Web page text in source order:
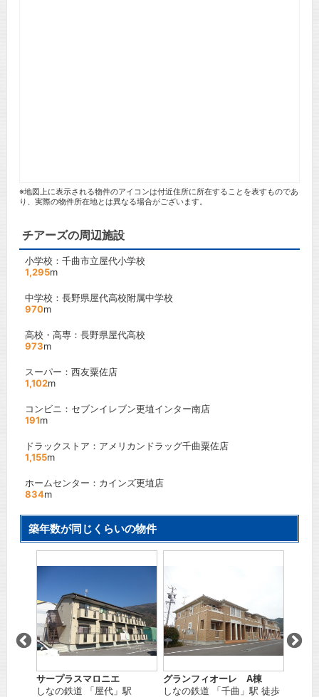
※地図上に表示される物件のアイコンは付近住所に所在することを表すものであ
り、実際の物件所在地とは異なる場合がございます。
チアーズの周辺施設
小学校：千曲市立屋代小学校
1,295m
中学校：長野県屋代高校附属中学校
970m
高校・高専：長野県屋代高校
973m
スーパー：西友粟佐店
1,102m
コンビニ：セブンイレブン更埴インター南店
191m
ドラックストア：アメリカンドラッグ千曲粟佐店
1,155m
ホームセンター：カインズ更埴店
834m
築年数が同じくらいの物件
サープラスマロニエ
しなの鉄道 「屋代 」駅
グランフィオーレ A棟
しなの鉄道 「千曲 」駅 徒歩